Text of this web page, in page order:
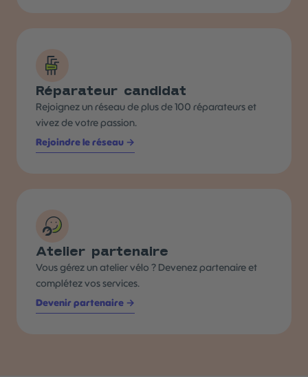
Réparateur candidat
Rejoignez un réseau de plus de 100 réparateurs et
vivez de votre passion.
Rejoindre le réseau →
Atelier partenaire
Vous gérez un atelier vélo ? Devenez partenaire et
complétez vos services.
Devenir partenaire →